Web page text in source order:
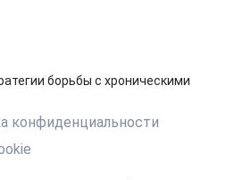
борьбы с хроническими
конфиденциальности